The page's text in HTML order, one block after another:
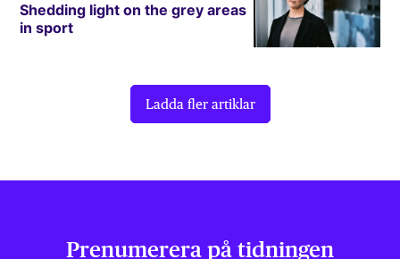
Shedding light on the grey areas
in sport
Ladda fler artiklar
Prenumerera på tidningen